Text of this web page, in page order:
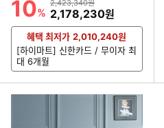
10%
상품금액
2,423,340원
할인금액
2,178,230원
혜택 최저가 2,010,240원
[하이마트] 신한카드 / 무이자 최
대 6개월